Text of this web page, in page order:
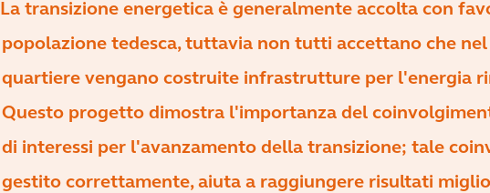
La transizione energetica è generalmente accolta con
popolazione tedesca, tuttavia non tutti accettano che
quartiere vengano costruite infrastrutture per l'energia
Questo progetto dimostra l'importanza del
di interessi per l'avanzamento della transizione; tale
gestito correttamente, aiuta a raggiungere risultati